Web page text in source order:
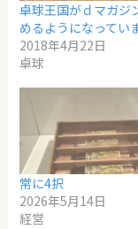
卓球王国がｄマガジ
めるようになってい
2018年4月22日
卓球
常に4択
2026年5月14日
経営